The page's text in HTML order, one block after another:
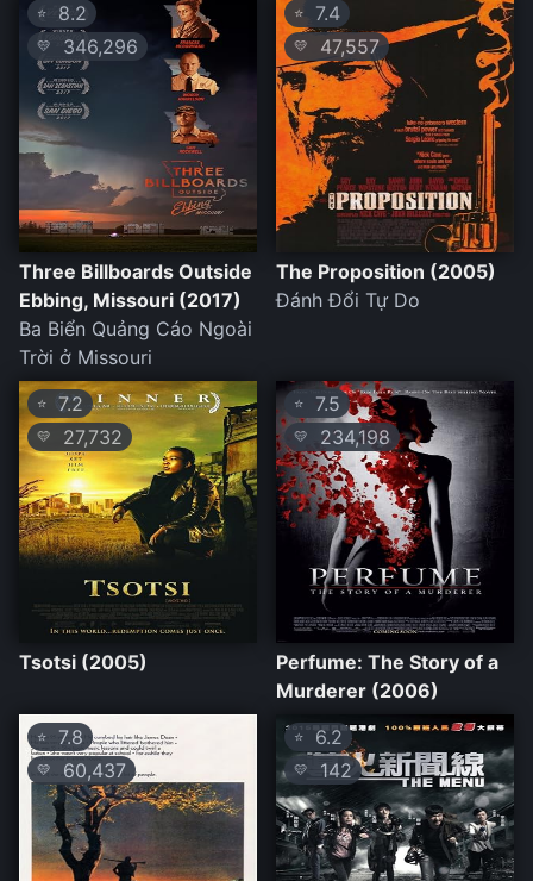
⭐ 8.2
💛 346,296
Three Billboards Outside
Ebbing, Missouri (2017)
Ba Biển Quảng Cáo Ngoài
Trời ở Missouri
⭐ 7.4
💛 47,557
The Proposition (2005)
Đánh Đổi Tự Do
⭐ 7.2
💛 27,732
Tsotsi (2005)
⭐ 7.5
💛 234,198
Perfume: The Story of a
Murderer (2006)
⭐ 7.8
💛 60,437
⭐ 6.2
💛 142